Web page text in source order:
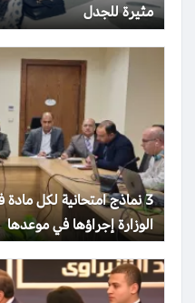
مثيرة للجدل
3 نماذج امتحانية لكل
الوزارة إجراؤها في موعدها